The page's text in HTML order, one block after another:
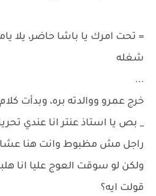
= تحت امرك يا باشا حاضر، يلا
شغله
...
خرج عمرو ووالدته بره، وبدأت
_ بص يا استاذ عنتر انا عندي
راجل مش مظبوط وانت هنا
ولكن لو سوقت العوج عليا انا
قولت ايه؟